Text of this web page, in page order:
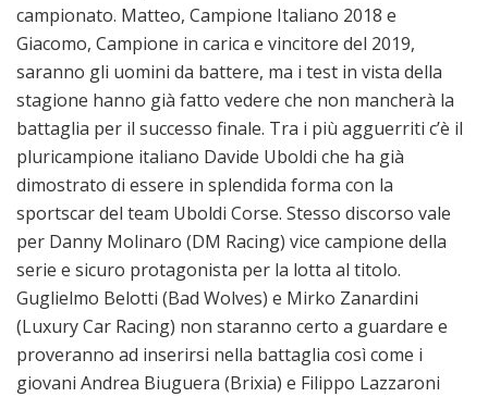
campionato. Matteo, Campione Italiano 2018 e
Giacomo, Campione in carica e vincitore del 2019,
saranno gli uomini da battere, ma i test in vista della
stagione hanno già fatto vedere che non mancherà la
battaglia per il successo finale. Tra i più agguerriti c’è il
pluricampione italiano Davide Uboldi che ha già
dimostrato di essere in splendida forma con la
sportscar del team Uboldi Corse. Stesso discorso vale
per Danny Molinaro (DM Racing) vice campione della
serie e sicuro protagonista per la lotta al titolo.
Guglielmo Belotti (Bad Wolves) e Mirko Zanardini
(Luxury Car Racing) non staranno certo a guardare e
proveranno ad inserirsi nella battaglia così come i
giovani Andrea Biuguera (Brixia) e Filippo Lazzaroni